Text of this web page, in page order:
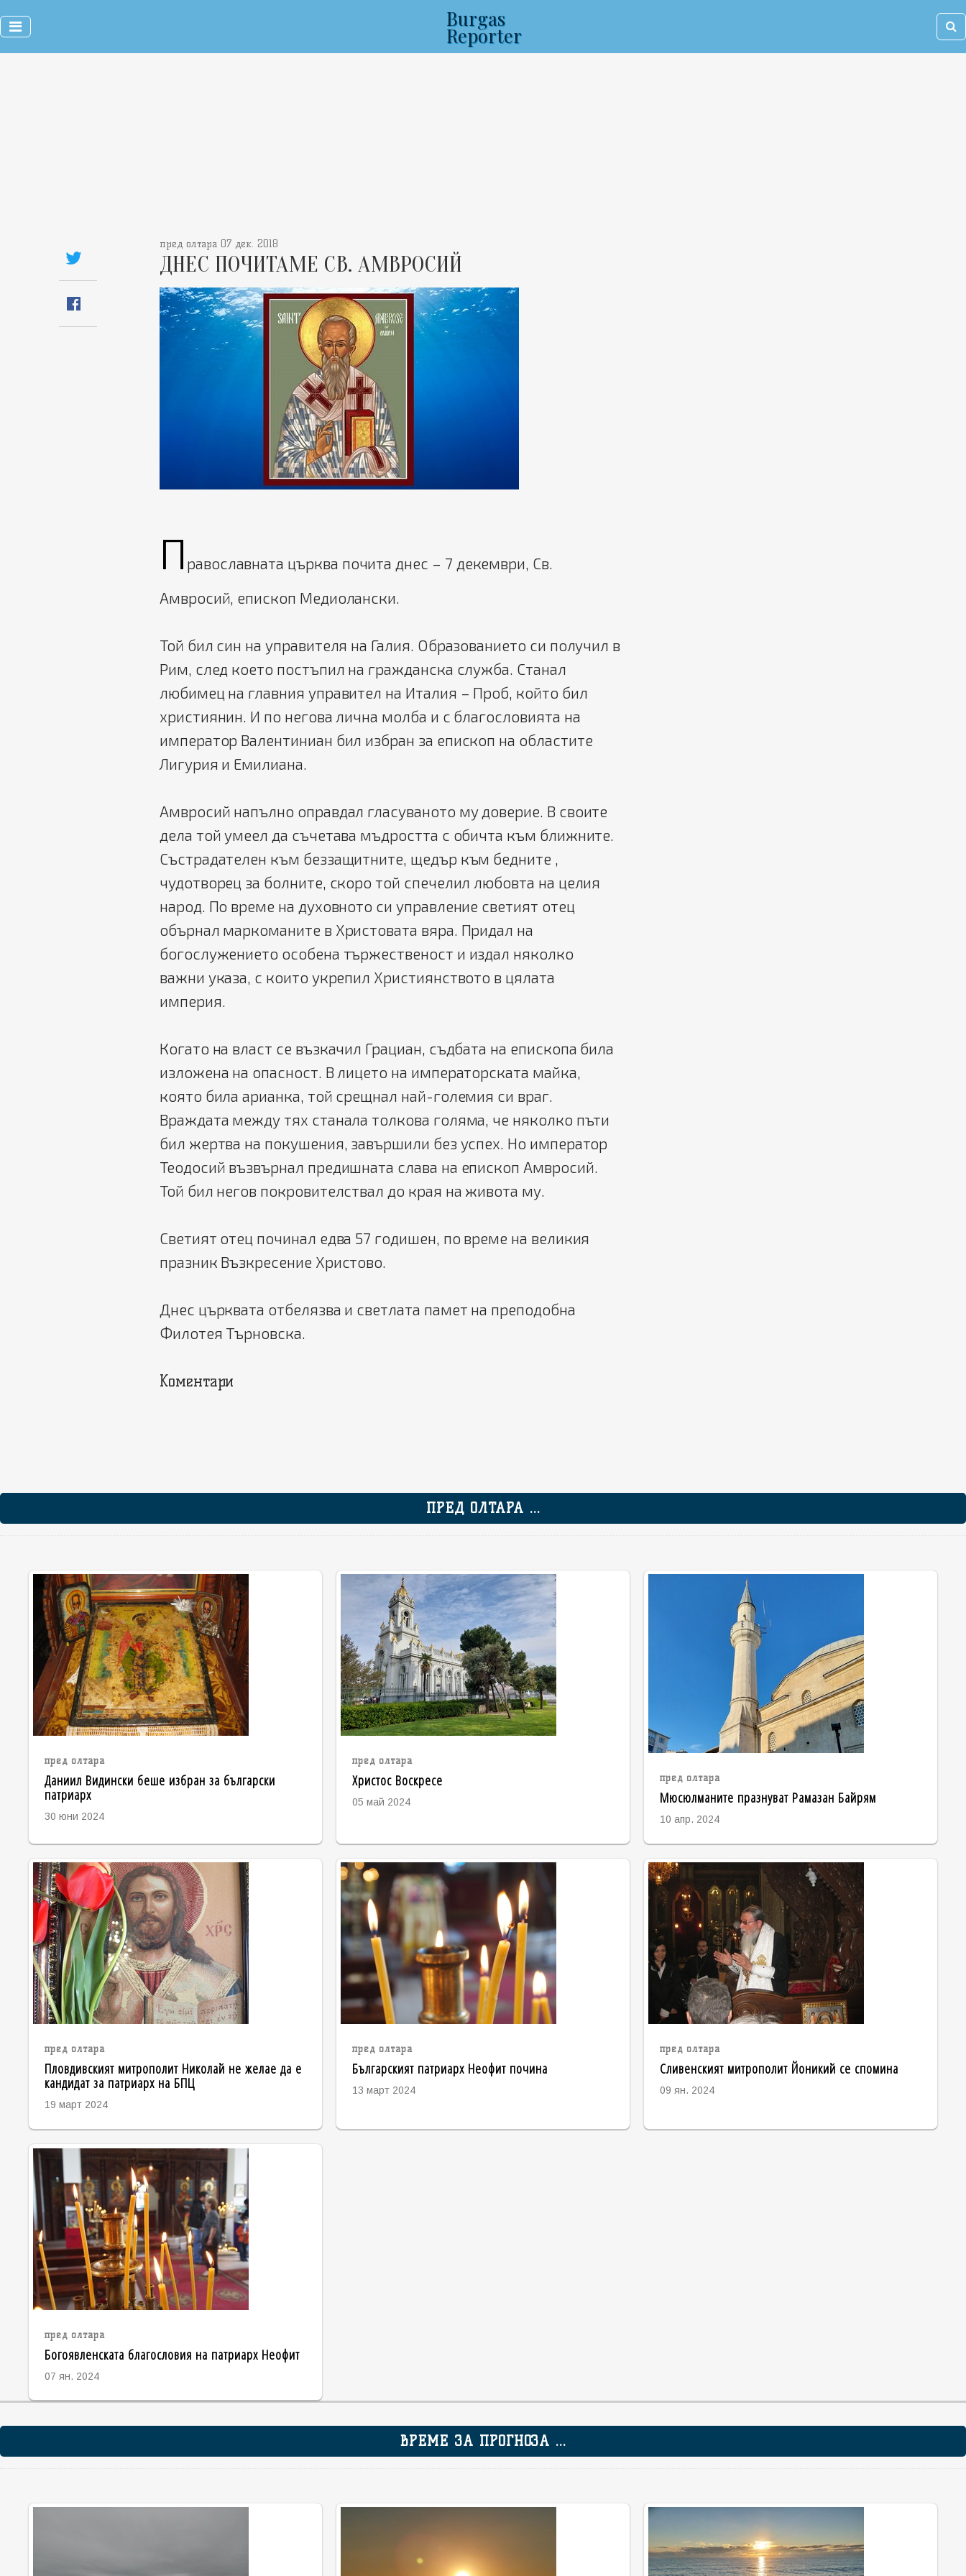
Burgas
Reporter
пред олтара 07 дек. 2018
ДНЕС ПОЧИТАМЕ СВ. АМВРОСИЙ
П равославната църква почита днес – 7 декември, Св.
Амвросий, епископ Медиолански.
Той бил син на управителя на Галия. Образованието си получил в
Рим, след което постъпил на гражданска служба. Станал
любимец на главния управител на Италия – Проб, който бил
християнин. И по негова лична молба и с благословията на
император Валентиниан бил избран за епископ на областите
Лигурия и Емилиана.
Амвросий напълно оправдал гласуваното му доверие. В своите
дела той умеел да съчетава мъдростта с обичта към ближните.
Състрадателен към беззащитните, щедър към бедните ,
чудотворец за болните, скоро той спечелил любовта на целия
народ. По време на духовното си управление светият отец
обърнал маркоманите в Христовата вяра. Придал на
богослужението особена тържественост и издал няколко
важни указа, с които укрепил Християнството в цялата
империя.
Когато на власт се възкачил Грациан, съдбата на епископа била
изложена на опасност. В лицето на императорската майка,
която била арианка, той срещнал най-големия си враг.
Враждата между тях станала толкова голяма, че няколко пъти
бил жертва на покушения, завършили без успех. Но император
Теодосий възвърнал предишната слава на епископ Амвросий.
Той бил негов покровителствал до края на живота му.
Светият отец починал едва 57 годишен, по време на великия
празник Възкресение Христово.
Днес църквата отбелязва и светлата памет на преподобна
Филотея Търновска.
Коментари
ПРЕД ОЛТАРА ...
пред олтара
Даниил Видински беше избран за български
патриарх
30 юни 2024
пред олтара
Христос Воскресе
05 май 2024
пред олтара
Мюсюлманите празнуват Рамазан Байрям
10 апр. 2024
пред олтара
Пловдивският митрополит Николай не желае да е
кандидат за патриарх на БПЦ
19 март 2024
пред олтара
Българският патриарх Неофит почина
13 март 2024
пред олтара
Сливенският митрополит Йоникий се спомина
09 ян. 2024
пред олтара
Богоявленската благословия на патриарх Неофит
07 ян. 2024
ВРЕМЕ ЗА ПРОГНОЗА ...